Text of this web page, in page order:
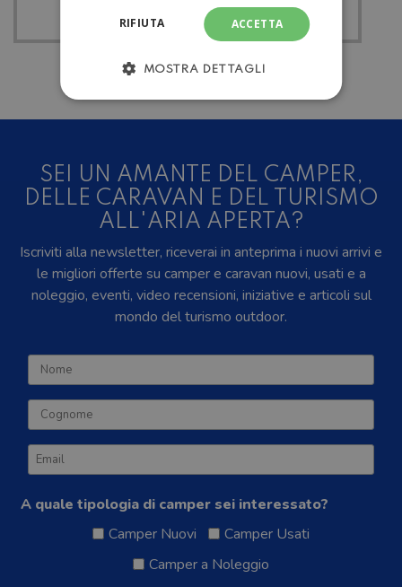
MANSARDATO
SEI UN AMANTE DEL CAMPER,
DELLE CARAVAN E DEL TURISMO
ALL'ARIA APERTA?
Iscriviti alla newsletter, riceverai in anteprima i nuovi arrivi e
le migliori offerte su camper e caravan nuovi, usati e a
noleggio, eventi, video recensioni, iniziative e articoli sul
mondo del turismo outdoor.
A quale tipologia di camper sei interessato?
Camper Nuovi
Camper Usati
Camper a Noleggio
ACCETTA
RIFIUTA
MOSTRA DETTAGLI